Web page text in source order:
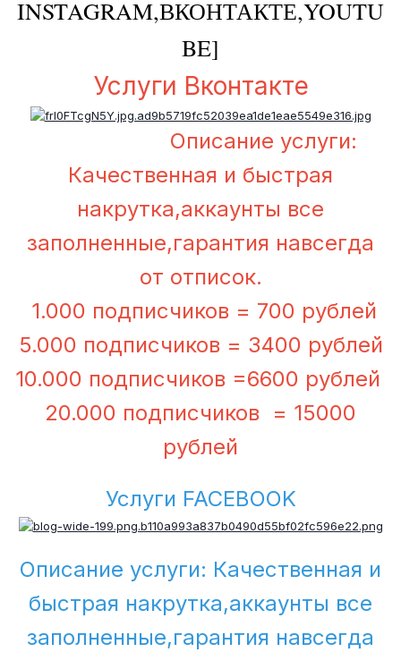
INSTAGRAM,ВКОНТАКТЕ,YOUTU
BE]
Услуги Вконтакте
Описание услуги:
Качественная и быстрая
накрутка,аккаунты все
заполненные,гарантия навсегда
от отписок.
1.000 подписчиков = 700 рублей
5.000 подписчиков = 3400 рублей
10.000 подписчиков =6600 рублей
20.000 подписчиков = 15000
рублей
Услуги FACEBOOK
Описание услуги: Качественная и
быстрая накрутка,аккаунты все
заполненные,гарантия навсегда